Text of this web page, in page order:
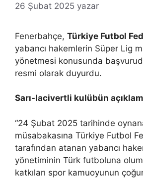
26 Şubat 2025 yazar
Fenerbahçe, Türkiye Futbol
yabancı hakemlerin Süper Lig
yönetmesi konusunda
resmi olarak duyurdu.
Sarı-lacivertli kulübün
“24 Şubat 2025 tarihinde
müsabakasına Türkiye Futbol
tarafından atanan yabancı
yönetiminin Türk futboluna
katkıları spor kamuoyunun